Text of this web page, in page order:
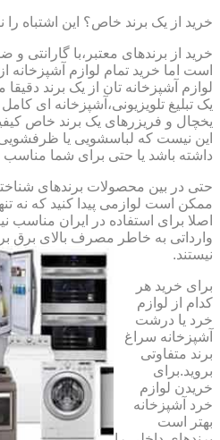
خرید از یک برند خاص؟ این اشتباه را
خرید از برندهای معتبر،با گارانتی
است اما خرید تمام لوازم آشپزخانه
لوازم آشپزخانه تان از یک برند
یک تبلیغ تلویزیونی،آشپزخانه ای
یخچال و فریزرهای یک برند خاص
این نیست که لباسشویی یا ظرفشویی
داشته باشد یا حتی برای شما مناسب
حتی در بین محصولات برندهای
ممکن است لوازمی پیدا کنید که نه
اصلا برای استفاده در ایران مناسب
وارداتی به خاطر مصرف بالای برق
نیستند.
برای خرید هر
کدام از لوازم
خرد یا درشت
آشپزخانه سراغ
برند متفاوتی
بروید.برای
خریدن لوازم
خرد آشپزخانه
بهتر است